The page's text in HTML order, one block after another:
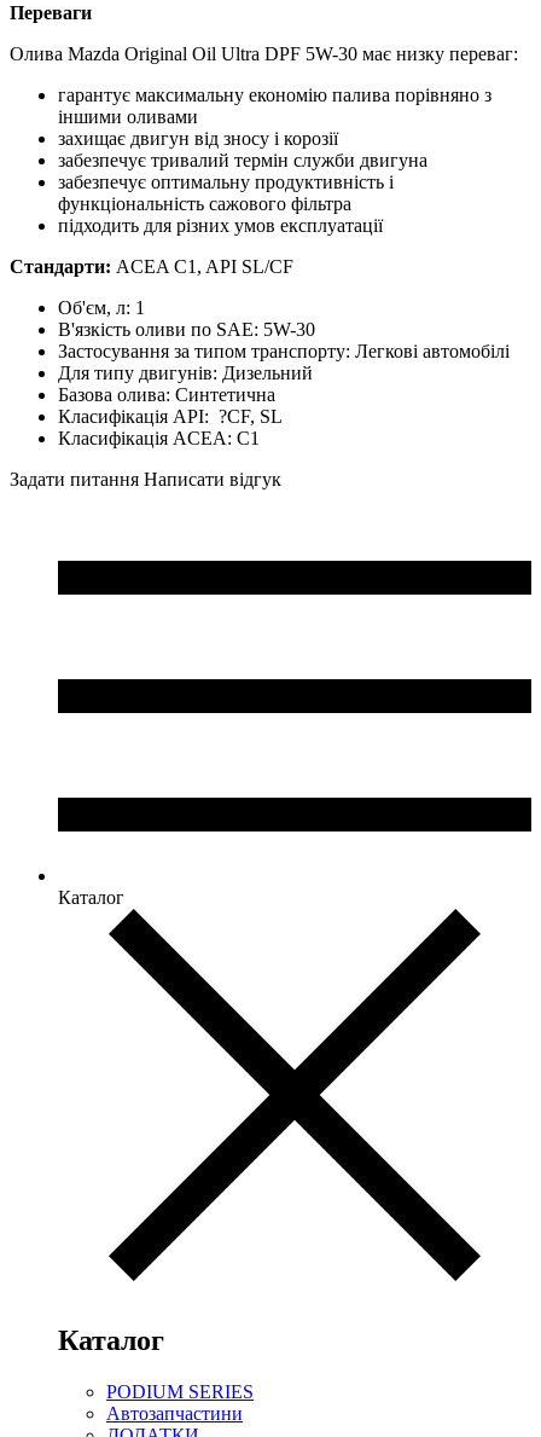
Переваги
Олива Mazda Original Oil Ultra DPF 5W-30 має низку переваг:
гарантує максимальну економію палива порівняно з
іншими оливами
захищає двигун від зносу і корозії
забезпечує тривалий термін служби двигуна
забезпечує оптимальну продуктивність і
функціональність сажового фільтра
підходить для різних умов експлуатації
Стандарти: ACEA C1, API SL/CF
Об'єм, л: 1
В'язкість оливи по SAE: 5W-30
Застосування за типом транспорту: Легкові автомобілі
Для типу двигунів: Дизельний
Базова олива: Синтетична
Класифікація API: ?CF, SL
Класифікація ACEA: C1
Задати питання Написати відгук
Каталог
Каталог
PODIUM SERIES
Автозапчастини